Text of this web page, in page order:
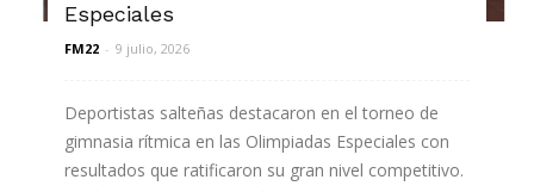
Especiales
FM22 - 9 julio, 2026
Deportistas salteñas destacaron en el torneo de
gimnasia rítmica en las Olimpiadas Especiales con
resultados que ratificaron su gran nivel competitivo.